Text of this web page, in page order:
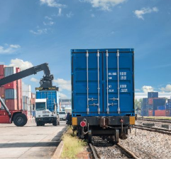
ценности: в
завершилась